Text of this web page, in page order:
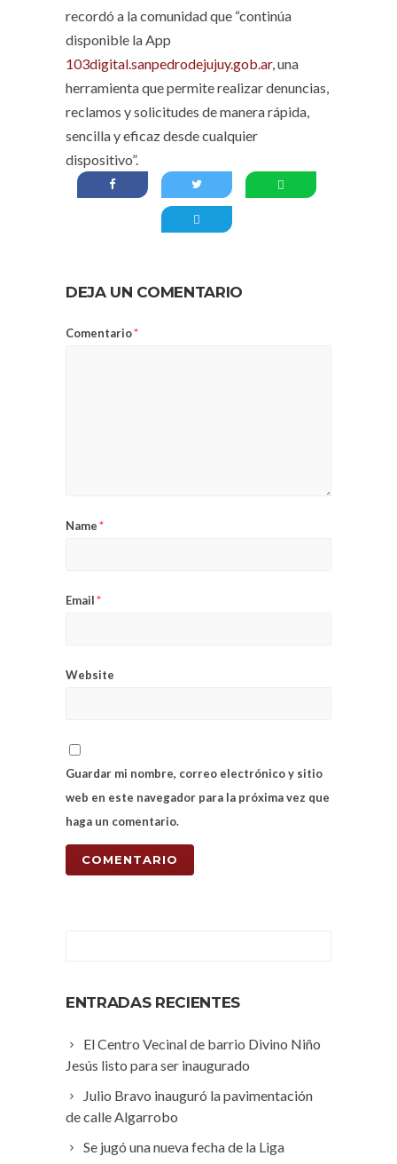
recordó a la comunidad que “continúa
disponible la App
103digital.sanpedrodejujuy.gob.ar, una
herramienta que permite realizar denuncias,
reclamos y solicitudes de manera rápida,
sencilla y eficaz desde cualquier
dispositivo”.
DEJA UN COMENTARIO
Comentario*
Name*
Email*
Website
Guardar mi nombre, correo electrónico y sitio
web en este navegador para la próxima vez que
haga un comentario.
ENTRADAS RECIENTES
El Centro Vecinal de barrio Divino Niño
Jesús listo para ser inaugurado
Julio Bravo inauguró la pavimentación
de calle Algarrobo
Se jugó una nueva fecha de la Liga